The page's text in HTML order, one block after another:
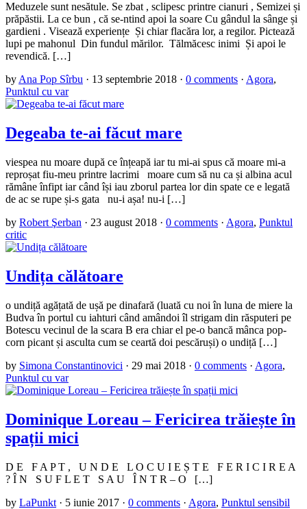
Meduzele sunt nesătule. Se zbat , sclipesc printre cianuri , Semizei și
prăpăstii. La ce bun , că se-ntind apoi la soare Cu gândul la sânge și
gardieni . Visează experiențe Și chiar flacăra lor, a regilor. Pictează
lupi pe mahonul Din fundul mărilor. Tălmăcesc inimi Și apoi le
revendică. […]
by Ana Pop Sîrbu · 13 septembrie 2018 · 0 comments · Agora,
Punktul cu var
Degeaba te-ai făcut mare
viespea nu moare după ce înțeapă iar tu mi-ai spus că moare mi-a
reproșat fiu-meu printre lacrimi moare cum să nu ca și albina acul
rămâne înfipt iar când își iau zborul partea lor din spate ce e legată
de ac se rupe și-s gata nu-i așa! nu-i […]
by Robert Şerban · 23 august 2018 · 0 comments · Agora, Punktul
critic
Undița călătoare
o undiță agățată de ușă pe dinafară (luată cu noi în luna de miere la
Budva în portul cu iahturi când amândoi îl strigam din răsputeri pe
Botescu vecinul de la scara B era chiar el pe-o bancă mânca pop-
corn picant și asculta cum se ceartă doi pescăruși) o undiță […]
by Simona Constantinovici · 29 mai 2018 · 0 comments · Agora,
Punktul cu var
Dominique Loreau – Fericirea trăiește în
spații mici
D E F A P T , U N D E L O C U I E Ș T E F E R I C I R E A
? Î N S U F L E T S A U Î N T R – O […]
by LaPunkt · 5 iunie 2017 · 0 comments · Agora, Punktul sensibil